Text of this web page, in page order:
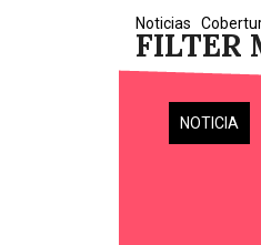
FILTER
Noticias
NOTICIA